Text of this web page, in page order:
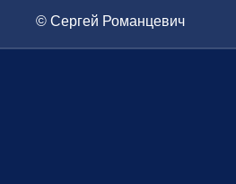
© Сергей Романцевич